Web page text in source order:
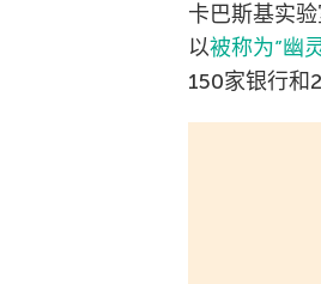
卡巴斯基实
以被称为”幽
150家银行和